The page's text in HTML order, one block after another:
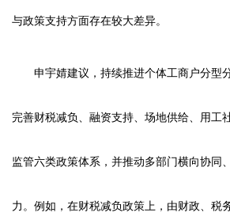
与政策支持方面存在较大差异。
申宇婧建议，持续推进个体工商户分型
完善财税减负、融资支持、场地供给、用工
监管六类政策体系，并推动多部门横向协同
力。例如，在财税减负政策上，由财政、税